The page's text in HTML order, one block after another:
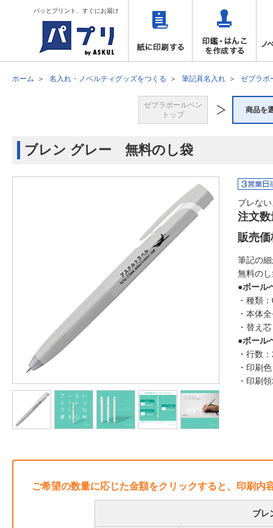
パッとプリント、すぐにお届け
ホーム 名入れ・ノベルティグッズをつくる 筆記具名入れ ゼブラボ
ゼブラボールペン
トップ
商品を
ブレン グレー 無料のし袋
ブレな
注文数
販売価
筆記の
無料の
●ボール
・種類
・本体
・替え
●ボール
・行数
・印刷
・印刷
ご希望の数量に応じた金額をクリックすると、印刷内
ブレ